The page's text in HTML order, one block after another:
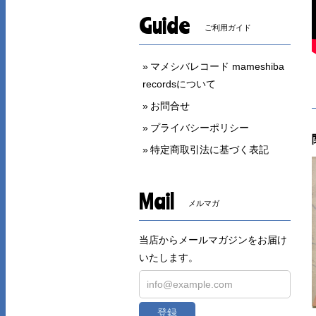
Guide ご利用ガイド
マメシバレコード mameshiba
recordsについて
お問合せ
プライバシーポリシー
特定商取引法に基づく表記
Mail メルマガ
当店からメールマガジンをお届け
いたします。
登録